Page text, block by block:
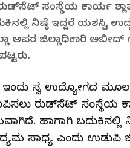
ಸಂಸ್ಥೆಯ ಕಾರ್ಯ
ನಿಷ್ಠೆ ಇದ್ದರೆ ಯಶಸ್ವಿ
ಅಪರ ಜಿಲ್ಲಾಧಿಕಾರಿ ಅಬೀದ್
ಇಂದು ಸ್ವ ಉದ್ಯೋಗದ
ರುಡ್‌ಸೆಟ್ ಸಂಸ್ಥೆಯ
ಹಾಗಾಗಿ ಬದುಕಿನಲ್ಲಿ
ಸಾಧ್ಯ ಎಂದು ಉಡುಪಿ